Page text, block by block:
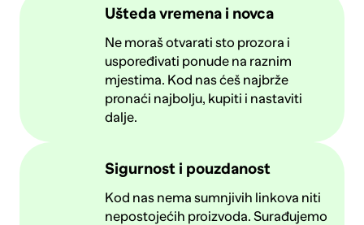
Ušteda vremena i novca
Ne moraš otvarati sto prozora i
uspoređivati ponude na raznim
mjestima. Kod nas ćeš najbrže
pronaći najbolju, kupiti i nastaviti
dalje.
Sigurnost i pouzdanost
Kod nas nema sumnjivih linkova niti
nepostojećih proizvoda. Surađujemo